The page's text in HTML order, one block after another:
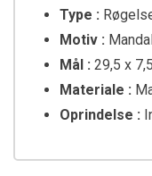
Type :
Motiv :
Mål : 29,5 x
Materiale :
Oprindelse :